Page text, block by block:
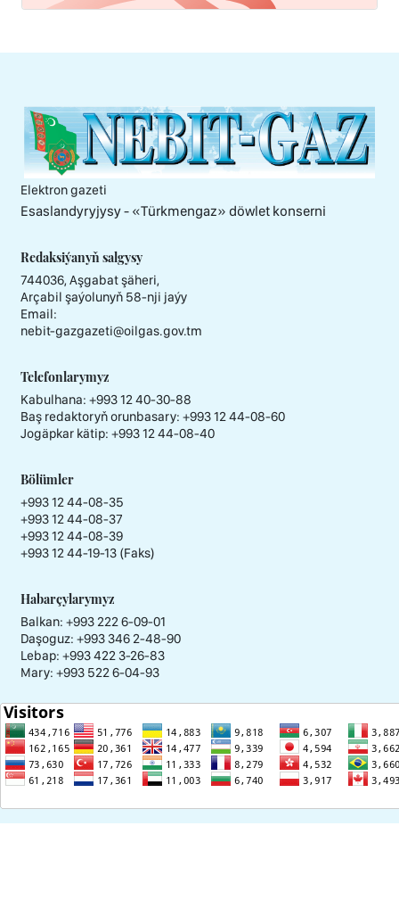
Elektron gazeti
Esaslandyryjysy - «Тürkmengaz» döwlet konserni
Redaksiýanyň salgysy
744036, Aşgabat şäheri,
Arçabil şaýolunyň 58-nji jaýy
Email:
nebit-gazgazeti@oilgas.gov.tm
Telefonlarymyz
Kabulhana: +993 12 40-30-88
Baş redaktoryň orunbasary: +993 12 44-08-60
Jogäpkar kätip: +993 12 44-08-40
Bölümler
+993 12 44-08-35
+993 12 44-08-37
+993 12 44-08-39
+993 12 44-19-13 (Faks)
Habarçylarymyz
Balkan: +993 222 6-09-01
Daşoguz: +993 346 2-48-90
Lebap: +993 422 3-26-83
Mary: +993 522 6-04-93